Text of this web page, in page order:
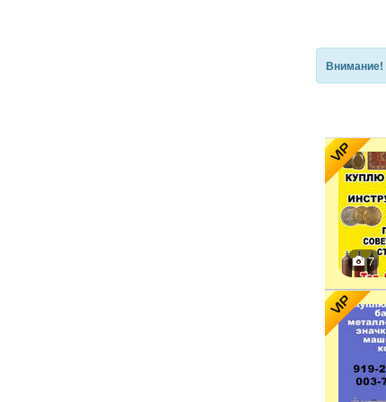
Внимание!
VIP
7
VIP